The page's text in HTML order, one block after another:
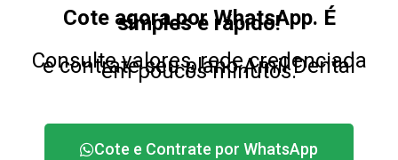
Cote agora por WhatsApp. É
simples e rápido!
Consulte valores, rede credenciada
e contrate seu plano Amil Dental
em poucos minutos.
Cote e Contrate por WhatsApp